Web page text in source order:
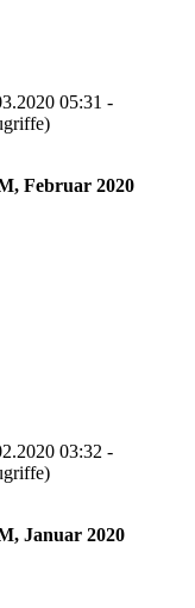
05:31 -
Februar 2020
03:32 -
Januar 2020